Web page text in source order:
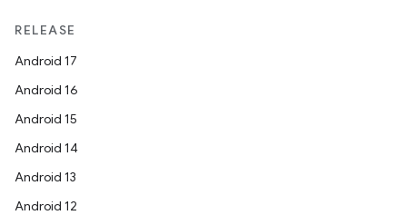
RELEASE
Android 17
Android 16
Android 15
Android 14
Android 13
Android 12